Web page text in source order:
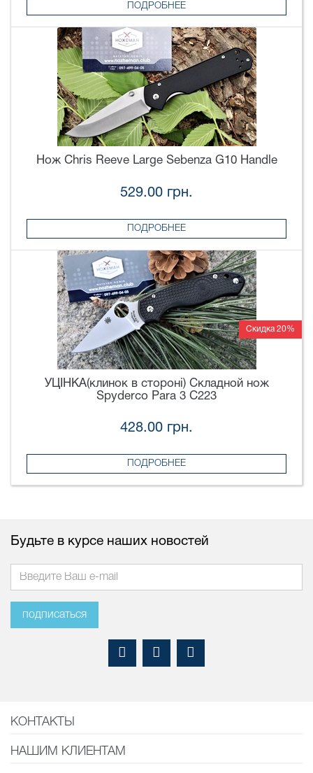
ПОДРОБНЕЕ
Нож Chris Reeve Large Sebenza G10 Handle
529.00 грн.
ПОДРОБНЕЕ
Скидка 20%
УЦІНКА(клинок в стороні) Складной нож
Spyderco Para 3 C223
428.00 грн.
ПОДРОБНЕЕ
Будьте в курсе наших новостей
подписаться
КОНТАКТЫ
НАШИМ КЛИЕНТАМ